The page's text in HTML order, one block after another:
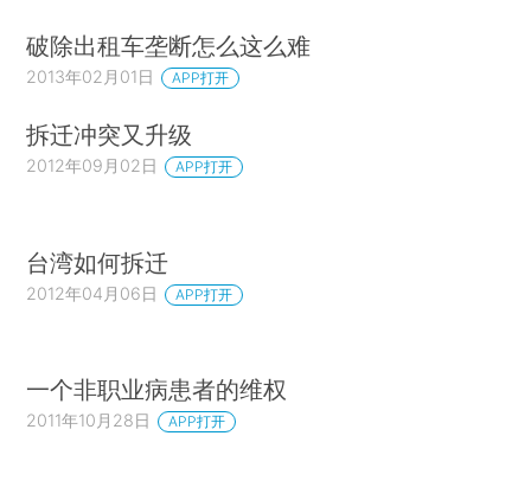
破除出租车垄断怎么这么难
2013年02月01日 APP打开
拆迁冲突又升级
2012年09月02日 APP打开
台湾如何拆迁
2012年04月06日 APP打开
一个非职业病患者的维权
2011年10月28日 APP打开